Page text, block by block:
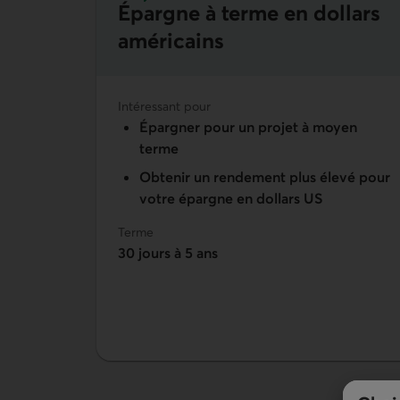
Épargne à terme en dollars
américains
Intéressant pour
Épargner pour un projet à moyen
terme
Obtenir un rendement plus élevé pour
votre épargne en dollars US
Terme
30 jours à 5 ans
En savoir plus sur épargne à terme en